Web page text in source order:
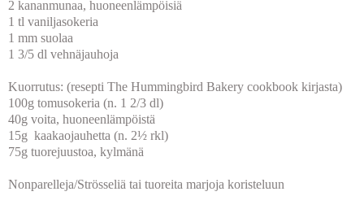
2 kananmunaa, huoneenlämpöisiä
1 tl vaniljasokeria
1 mm suolaa
1 3/5 dl vehnäjauhoja
Kuorrutus: (resepti The Hummingbird Bakery cookbook kirjasta)
100g tomusokeria (n. 1 2/3 dl)
40g voita, huoneenlämpöistä
15g kaakaojauhetta (n. 2½ rkl)
75g tuorejuustoa, kylmänä
Nonparelleja/Strösseliä tai tuoreita marjoja koristeluun